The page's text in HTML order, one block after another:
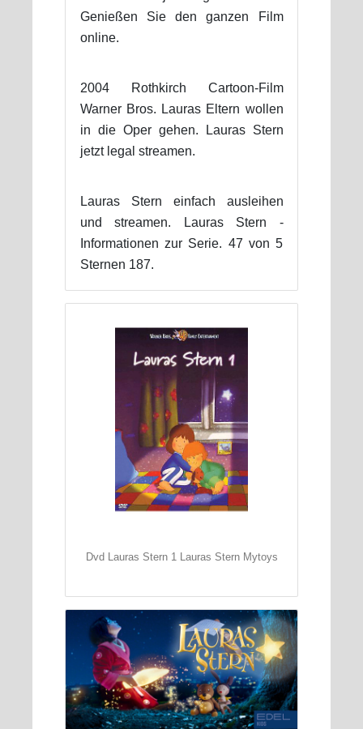
Genießen Sie den ganzen Film
online.
2004 Rothkirch Cartoon-Film
Warner Bros. Lauras Eltern wollen
in die Oper gehen. Lauras Stern
jetzt legal streamen.
Lauras Stern einfach ausleihen
und streamen. Lauras Stern -
Informationen zur Serie. 47 von 5
Sternen 187.
Dvd Lauras Stern 1 Lauras Stern Mytoys